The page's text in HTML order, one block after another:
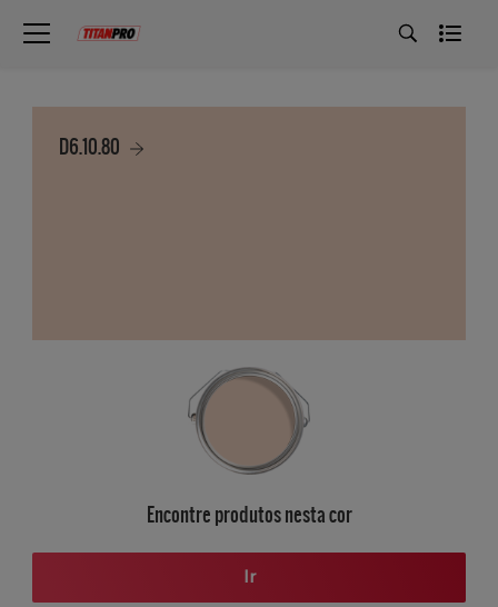
D6.10.80
Encontre produtos nesta cor
Ir